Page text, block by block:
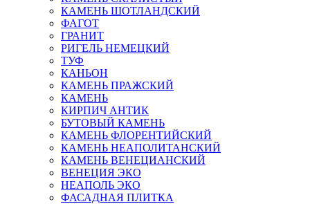
КАМЕНЬ ШОТЛАНДСКИЙ
ФАГОТ
ГРАНИТ
РИГЕЛЬ НЕМЕЦКИЙ
ТУФ
КАНЬОН
КАМЕНЬ ПРАЖСКИЙ
КАМЕНЬ
КИРПИЧ АНТИК
БУТОВЫЙ КАМЕНЬ
КАМЕНЬ ФЛОРЕНТИЙСКИЙ
КАМЕНЬ НЕАПОЛИТАНСКИЙ
КАМЕНЬ ВЕНЕЦИАНСКИЙ
ВЕНЕЦИЯ ЭКО
НЕАПОЛЬ ЭКО
ФАСАДНАЯ ПЛИТКА